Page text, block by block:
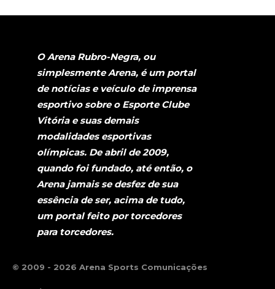
O Arena Rubro-Negra, ou
simplesmente Arena, é um portal
de notícias e veículo de imprensa
esportivo sobre o Esporte Clube
Vitória e suas demais
modalidades esportivas
olímpicas. De abril de 2009,
quando foi fundado, até então, o
Arena jamais se desfez de sua
essência de ser, acima de tudo,
um portal feito por torcedores
para torcedores.
© 2009 - 2026 Arena Sports Comunicações